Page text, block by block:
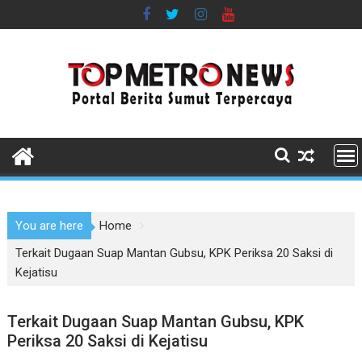
to
You are here
Home
Terkait Dugaan Suap Mantan Gubsu, KPK Periksa 20 Saksi di
Kejatisu
Terkait Dugaan Suap Mantan Gubsu, KPK
Periksa 20 Saksi di Kejatisu